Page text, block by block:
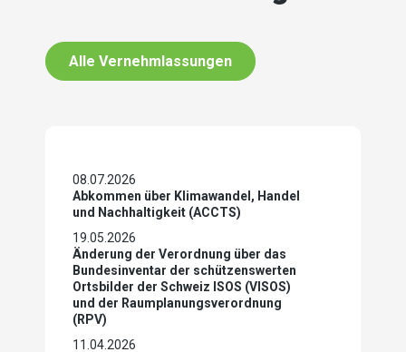
Alle Vernehmlassungen
08.07.2026
Abkommen über Klimawandel, Handel
und Nachhaltigkeit (ACCTS)
19.05.2026
Änderung der Verordnung über das
Bundesinventar der schützenswerten
Ortsbilder der Schweiz ISOS (VISOS)
und der Raumplanungsverordnung
(RPV)
11.04.2026